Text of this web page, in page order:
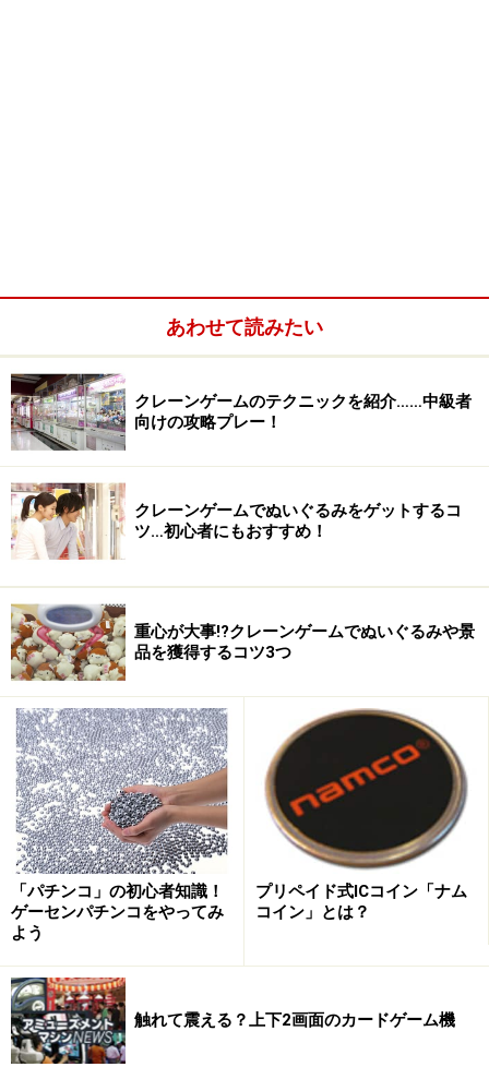
とが可能になるのかをご紹介しましょう。
硬貨と併用できる新たなプリペイド式ICコ
イン
このICコインの「ナムコイン」が他のプリペイド方式の
システムと大きく異なる点は、現金（硬貨）と併用が可
能ということ。運用時は専用コインセレクターが設置さ
れているゲーム機にICコインを投入することになります
が、この専用コインセレクターには硬貨を投入すること
も可能なのです。
つまり、1プレー100円のゲームをプレーする場合、10円
あわせて読みたい
クレーンゲームのテクニックを紹介……中級者
向けの攻略プレー！
クレーンゲームでぬいぐるみをゲットするコ
ツ…初心者にもおすすめ！
重心が大事!?クレーンゲームでぬいぐるみや景
品を獲得するコツ3つ
「パチンコ」の初心者知識！
ゲーセンパチンコをやってみ
よう
プリペイド式ICコイン「ナム
コイン」とは？
触れて震える？上下2画面のカードゲーム機